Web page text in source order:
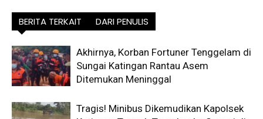
BERITA TERKAIT DARI PENULIS
Akhirnya, Korban Fortuner Tenggelam di
Sungai Katingan Rantau Asem
Ditemukan Meninggal
Tragis! Minibus Dikemudikan Kapolsek